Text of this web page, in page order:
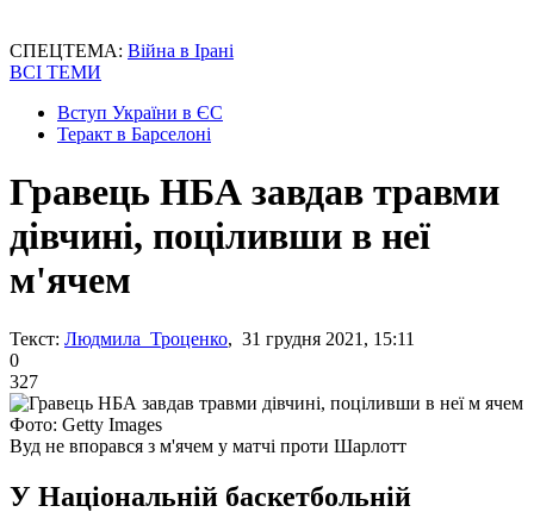
СПЕЦТЕМА: Війна в Ірані
ВСІ ТЕМИ
Вступ України в ЄС
Теракт в Барселоні
Гравець НБА завдав травми
дівчині, поціливши в неї
м'ячем
Текст: Людмила Троценко, 31 грудня 2021, 15:11
0
327
Фото: Getty Images
Вуд не впорався з м'ячем у матчі проти Шарлотт
У Національній баскетбольній